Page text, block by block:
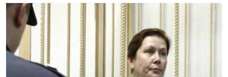
Перейти
пошуку
ПОГЛЯД
ІНТЕРВ'Ю
ВСЕ ЗА ДЕНЬ
СПЕЦПРОЕКТИ